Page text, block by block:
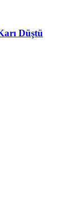
Düştü